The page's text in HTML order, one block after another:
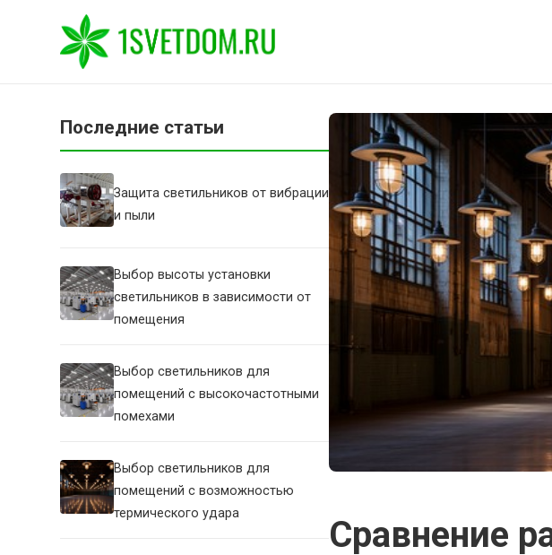
Последние статьи
Защита светильников от вибрации
и пыли
Выбор высоты установки
светильников в зависимости от
помещения
Выбор светильников для
помещений с высокочастотными
помехами
Выбор светильников для
помещений с возможностью
термического удара
Сравнение